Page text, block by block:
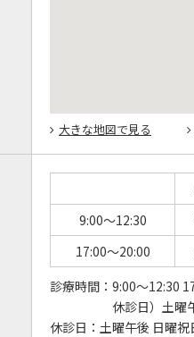
大きな地図で見る
9:00～12:30
17:00～20:00
診療時間： 9:00～12:30
休診日）土曜
休診日： 土曜午後 日曜祝